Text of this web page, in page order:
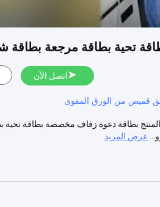
تحية بطاقة مرجعة
اتصل الآن
قميص من الورق المقوى
بطاقة دعوة زفاف مخصصة بطاقة تحية
عرض المزيد